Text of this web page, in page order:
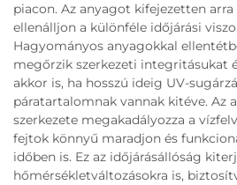
piacon. Az anyagot kifejezetten
ellenálljon a különféle időjárási
Hagyományos anyagokkal
megőrzik szerkezeti integritásukat
akkor is, ha hosszú ideig UV-
páratartalomnak vannak kitéve. Az
szerkezete megakadályozza a
fejtok könnyű maradjon és
időben is. Ez az időjárásállóság
hőmérsékletváltozásokra is,